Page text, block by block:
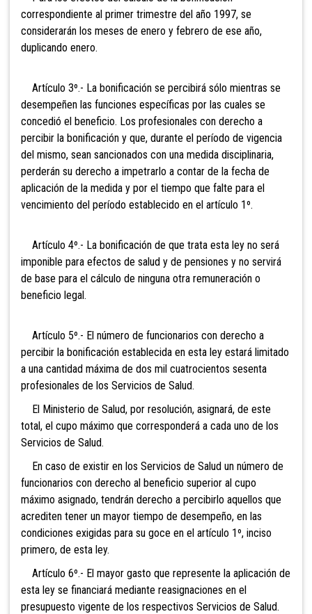
correspondiente al primer trimestre del año 1997, se
considerarán los meses de enero y febrero de ese año,
duplicando enero.
Artículo 3º.- La bonificación se percibirá sólo mientras se
desempeñen las funciones específicas por las cuales se
concedió el beneficio. Los profesionales con derecho a
percibir la bonificación y que, durante el período de vigencia
del mismo, sean sancionados con una medida disciplinaria,
perderán su derecho a impetrarlo a contar de la fecha de
aplicación de la medida y por el tiempo que falte para el
vencimiento del período establecido en el artículo 1º.
Artículo 4º.- La bonificación de que trata esta ley no será
imponible para efectos de salud y de pensiones y no servirá
de base para el cálculo de ninguna otra remuneración o
beneficio legal.
Artículo 5º.- El número de funcionarios con derecho a
percibir la bonificación establecida en esta ley estará limitado
a una cantidad máxima de dos mil cuatrocientos sesenta
profesionales de los Servicios de Salud.
El Ministerio de Salud, por resolución, asignará, de este
total, el cupo máximo que corresponderá a cada uno de los
Servicios de Salud.
En caso de existir en los Servicios de Salud un número de
funcionarios con derecho al beneficio superior al cupo
máximo asignado, tendrán derecho a percibirlo aquellos que
acrediten tener un mayor tiempo de desempeño, en las
condiciones exigidas para su goce en el artículo 1º, inciso
primero, de esta ley.
Artículo 6º.- El mayor gasto que represente la aplicación de
esta ley se financiará mediante reasignaciones en el
presupuesto vigente de los respectivos Servicios de Salud.